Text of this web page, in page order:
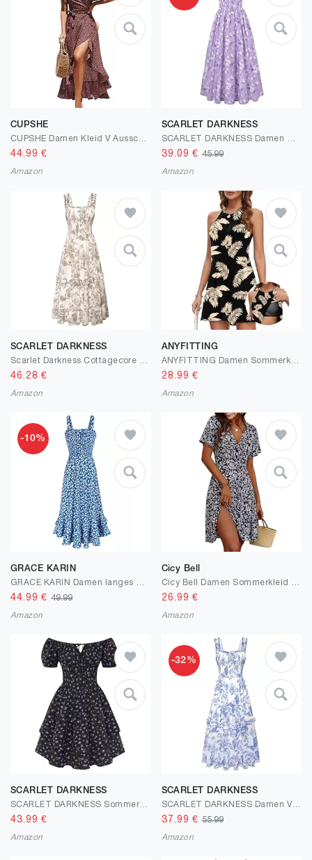
CUPSHE
44.99 €
Amazon
SCARLET DARKNESS
39.09 € 45.99
Amazon
SCARLET DARKNESS
46.28 €
Amazon
ANYFITTING
28.99 €
Amazon
-10%
GRACE KARIN
44.99 €49.99
Amazon
Cicy Bell
26.99 €
Amazon
SCARLET DARKNESS
SCARLET DARKNESS Sommerkleid Damen Blumenmuster Kurzer Strandkleider A-Linien Mini Plissierter Saum Tunikakleid
43.99 €
Amazon
-32%
SCARLET DARKNESS
37.99 € 55.99
Amazon